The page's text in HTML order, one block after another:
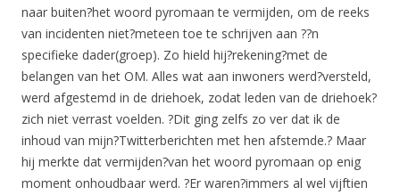
naar buiten?het woord pyromaan te vermijden, om de reeks
van incidenten niet?meteen toe te schrijven aan ??n
specifieke dader(groep). Zo hield hij?rekening?met de
belangen van het OM. Alles wat aan inwoners werd?versteld,
werd afgestemd in de driehoek, zodat leden van de driehoek?
zich niet verrast voelden. ?Dit ging zelfs zo ver dat ik de
inhoud van mijn?Twitterberichten met hen afstemde.? Maar
hij merkte dat vermijden?van het woord pyromaan op enig
moment onhoudbaar werd. ?Er waren?immers al wel vijftien